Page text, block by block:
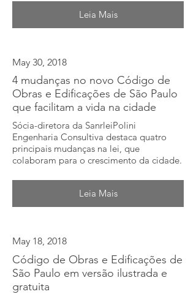
Leia Mais
May 30, 2018
4 mudanças no novo Código de
Obras e Edificações de São Paulo
que facilitam a vida na cidade
Sócia-diretora da SanrleiPolini
Engenharia Consultiva destaca quatro
principais mudanças na lei, que
colaboram para o crescimento da cidade.
Leia Mais
May 18, 2018
Código de Obras e Edificações de
São Paulo em versão ilustrada e
gratuita